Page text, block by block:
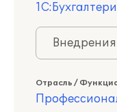
Отрасль /